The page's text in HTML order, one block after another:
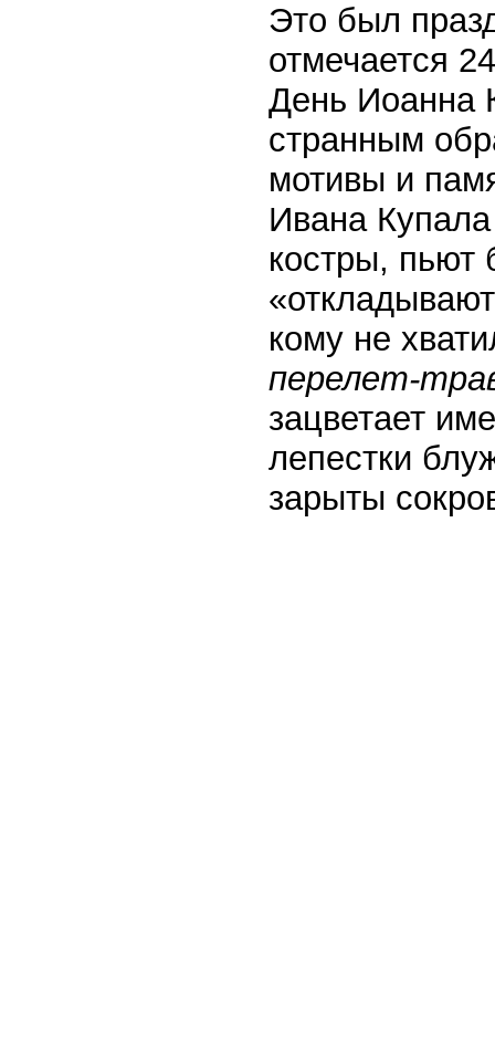
Это был
отмечается
День Иоанна
странным
мотивы и
Ивана
костры, пьют
кому не
перелет-
зацветает
лепестки
зарыты